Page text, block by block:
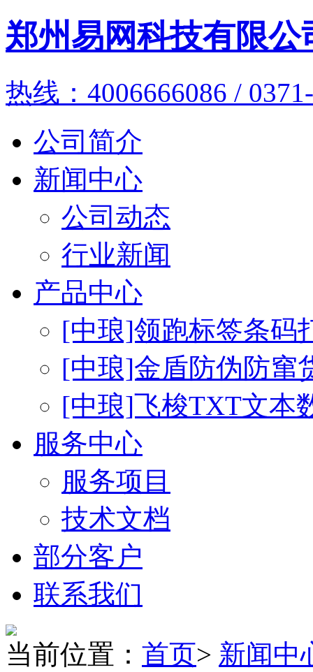
郑州易网科技有限公
热线：4006666086 /
公司简介
新闻中心
公司动态
行业新闻
产品中心
[中琅]领跑标签条码
[中琅]金盾防伪防窜
[中琅]飞梭TXT文本
服务中心
服务项目
技术文档
部分客户
联系我们
当前位置： 首页> 新闻中